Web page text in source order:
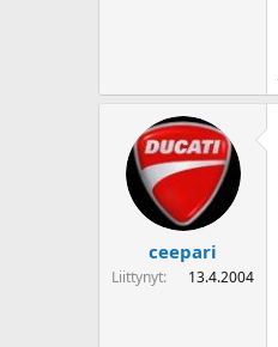
ceepari
Liittynyt 13.4.2004